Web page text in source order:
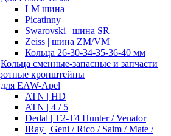
LM шина
Picatinny
Swarovski | шина SR
Zeiss | шина ZM/VM
Кольца 26-30-34-35-36-40 мм
Кольца сменные-запасные и запчасти
кронштейны
для EAW-Apel
ATN | HD
ATN | 4 / 5
Dedal | T2-T4 Hunter / Venator
IRay | Geni / Rico / Saim / Mate /